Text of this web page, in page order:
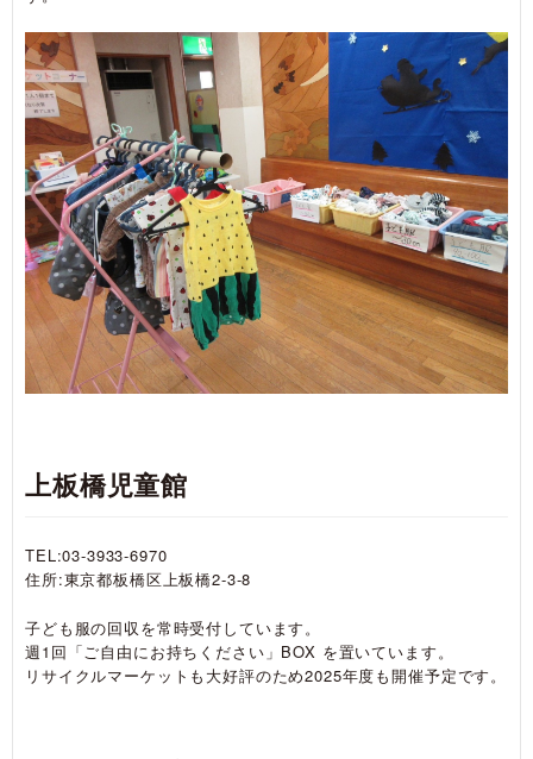
上板橋児童館
TEL:03-3933-6970
住所:東京都板橋区上板橋2-3-8
子ども服の回収を常時受付しています。
週1回「ご自由にお持ちください」BOX を置いています。
リサイクルマーケットも大好評のため2025年度も開催予定です。